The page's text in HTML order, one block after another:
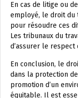
En cas de litige ou
employé, le droit du
pour résoudre ces
Les tribunaux du
d’assurer le respect
En conclusion, le
dans la protection
promotion d’un
équitable. Il est